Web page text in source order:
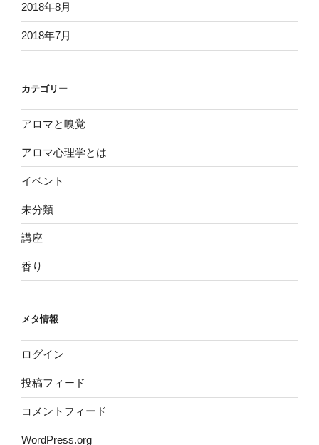
2018年8月
2018年7月
カテゴリー
アロマと嗅覚
アロマ心理学とは
イベント
未分類
講座
香り
メタ情報
ログイン
投稿フィード
コメントフィード
WordPress.org